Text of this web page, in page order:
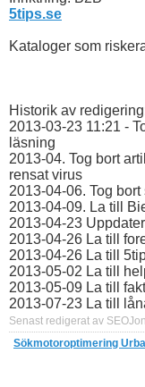
5tips.se
Kataloger som
Historik av
2013-03-23 11:21 -
läsning
2013-04. Tog bort
rensat virus
2013-04-06. Tog
2013-04-09. La till
2013-04-23
2013-04-26 La till
2013-04-26 La till
2013-05-02 La till
2013-05-09 La till
2013-07-23 La till
Senast redigerat av
Sökmotoroptimering